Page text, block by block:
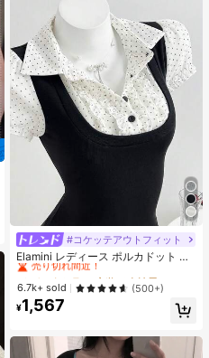
#コケッテアウトフィット
Elamini レディース ポルカドット パ
ッチワーク レーストリム 配色 ウエ
スト ショートスリーブ トップス 夏
用
#2 ベストセラー
夜遊び 女性用ブラウス
売り切れ間近！
#2 ベストセラー
売り切れ間近！
#2 ベストセラー
売り切れ間近！
#2 ベストセラー
6.7k+ sold (500+)
¥1,567